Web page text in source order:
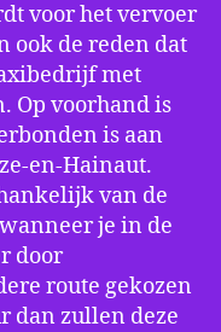
voor het vervoer
ook de reden dat
met
Op voorhand is
is aan
en-Hainaut.
van de
je in de
door
route gekozen
dan zullen deze